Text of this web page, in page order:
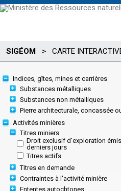
SIGÉOM > CARTE
Indices, gîtes, mines et carrières
Substances métalliques
Substances non métalliques
Pierre architecturale, concassée
Activités minières
Titres miniers
Droit exclusif d'exploration
derniers jours
Titres actifs
Titres en demande
Contraintes à l'activité minière
Ententes autochtones